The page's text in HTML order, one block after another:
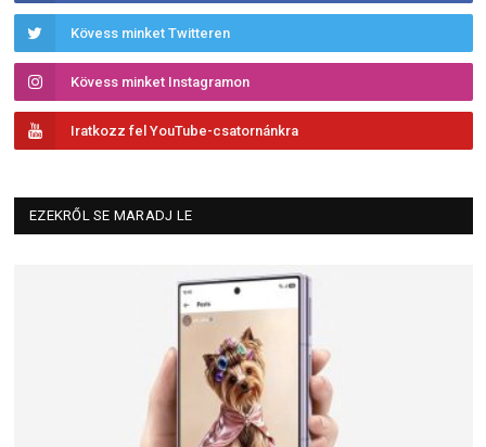
Kövess minket Twitteren
Kövess minket Instagramon
Iratkozz fel YouTube-csatornánkra
EZEKRŐL SE MARADJ LE